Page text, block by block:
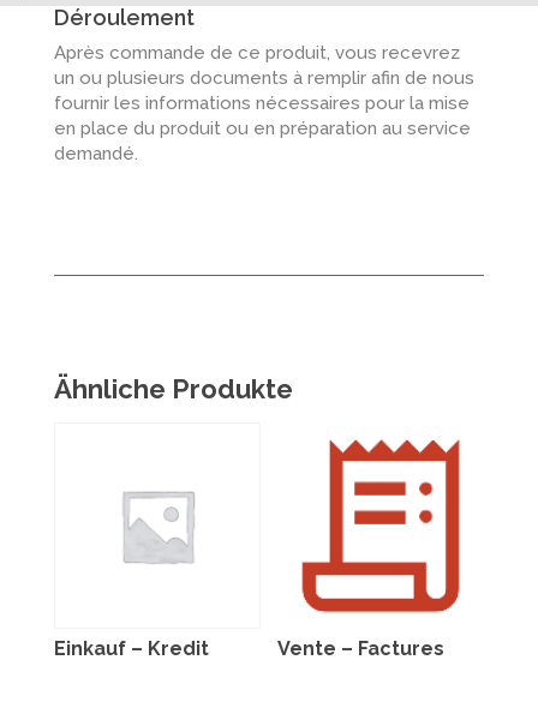
Déroulement
Après commande de ce produit, vous recevrez
un ou plusieurs documents à remplir afin de nous
fournir les informations nécessaires pour la mise
en place du produit ou en préparation au service
demandé.
Ähnliche Produkte
Einkauf – Kredit Vente – Factures